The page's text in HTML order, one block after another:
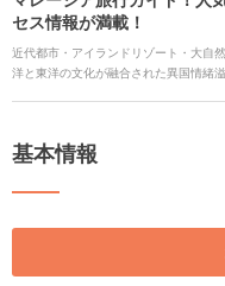
セス情報が満載！
近代都市・アイランドリゾート・大自
洋と東洋の文化が融合された異国情緒
から穴場スポットまで37ヵ所紹介して
記事を読んで、魅力満載のマレーシア
基本情報